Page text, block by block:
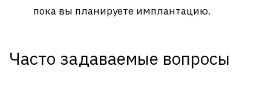
пока вы планируете имплантацию.
Часто задаваемые вопросы